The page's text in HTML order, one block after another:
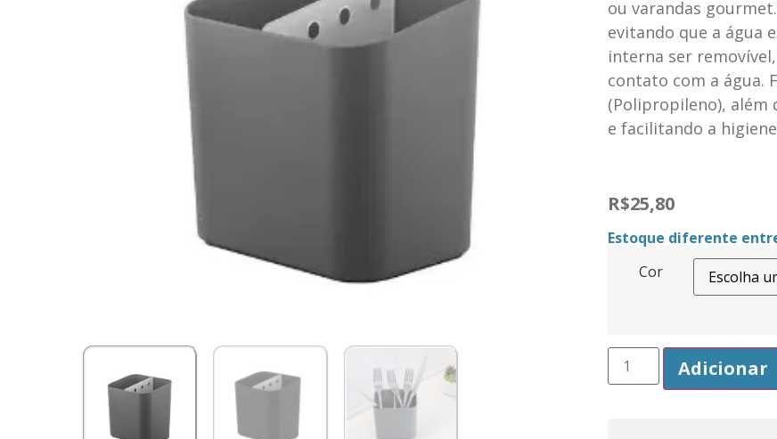
ou varandas
evitando que a água
interna ser
contato com a água.
(Polipropileno), além
e facilitando a
R$25,80
Estoque diferente
Cor
Adicionar